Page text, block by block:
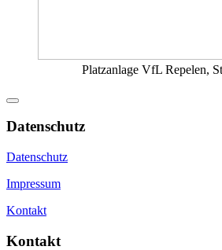
Platzanlage VfL Repelen,
Datenschutz
Datenschutz
Impressum
Kontakt
Kontakt